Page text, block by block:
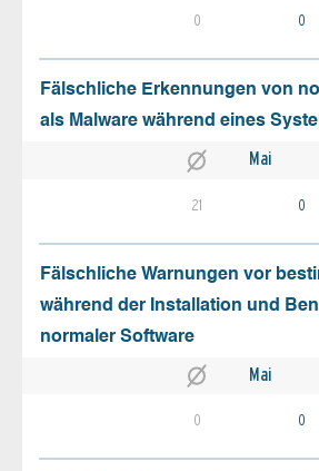
0 0
Fälschliche Erkennungen von
als Malware während eines
Mai
21 0
Fälschliche Warnungen vor
während der Installation und
normaler Software
Mai
0 0